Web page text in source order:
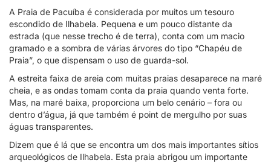
A Praia de Pacuíba é considerada por muitos um tesouro
escondido de Ilhabela. Pequena e um pouco distante da
estrada (que nesse trecho é de terra), conta com um macio
gramado e a sombra de várias árvores do tipo “Chapéu de
Praia”, o que dispensam o uso de guarda-sol.
A estreita faixa de areia com muitas praias desaparece na maré
cheia, e as ondas tomam conta da praia quando venta forte.
Mas, na maré baixa, proporciona um belo cenário – fora ou
dentro d’água, já que também é point de mergulho por suas
águas transparentes.
Dizem que é lá que se encontra um dos mais importantes sítios
arqueológicos de Ilhabela. Esta praia abrigou um importante